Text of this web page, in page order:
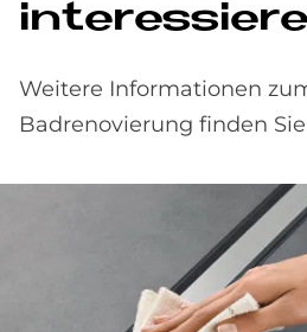
Weitere Informationen
Badrenovierung finden